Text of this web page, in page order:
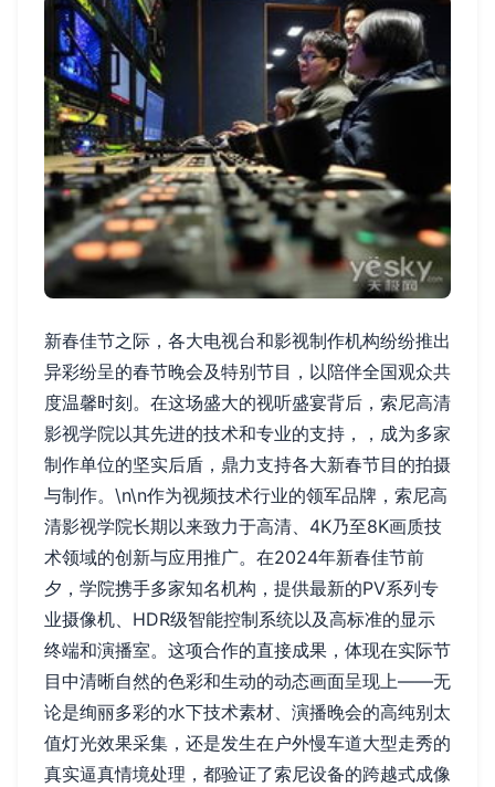
新春佳节之际，各大电视台和影视制作机构纷纷推出
异彩纷呈的春节晚会及特别节目，以陪伴全国观众共
度温馨时刻。在这场盛大的视听盛宴背后，索尼高清
影视学院以其先进的技术和专业的支持，，成为多家
制作单位的坚实后盾，鼎力支持各大新春节目的拍摄
与制作。\n\n作为视频技术行业的领军品牌，索尼高
清影视学院长期以来致力于高清、4K乃至8K画质技
术领域的创新与应用推广。在2024年新春佳节前
夕，学院携手多家知名机构，提供最新的PV系列专
业摄像机、HDR级智能控制系统以及高标准的显示
终端和演播室。这项合作的直接成果，体现在实际节
目中清晰自然的色彩和生动的动态画面呈现上——无
论是绚丽多彩的水下技术素材、演播晚会的高纯别太
值灯光效果采集，还是发生在户外慢车道大型走秀的
真实逼真情境处理，都验证了索尼设备的跨越式成像